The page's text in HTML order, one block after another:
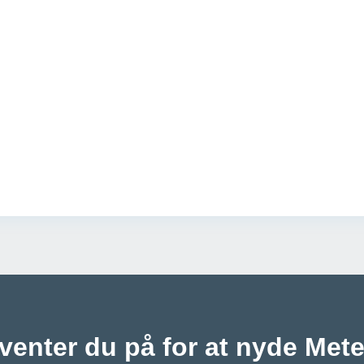
du på for at nyde